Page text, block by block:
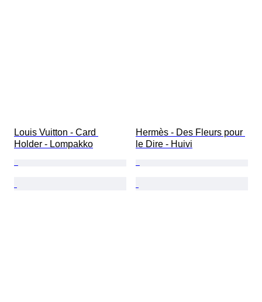
Louis Vuitton - Card
Holder - Lompakko
Hermès - Des Fleurs pour
le Dire - Huivi